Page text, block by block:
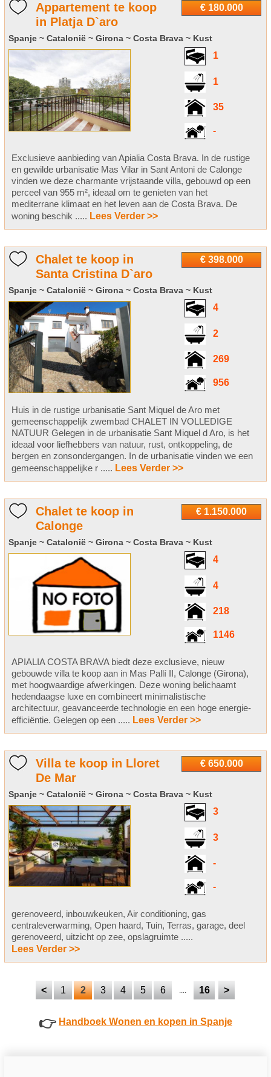
€ 180.000
Appartement te koop
in Platja D`aro
Spanje ~ Catalonië ~ Girona ~ Costa Brava ~ Kust
1
1
35
-
Exclusieve aanbieding van Apialia Costa Brava. In de rustige
en gewilde urbanisatie Mas Vilar in Sant Antoni de Calonge
vinden we deze charmante vrijstaande villa, gebouwd op een
perceel van 955 m², ideaal om te genieten van het
mediterrane klimaat en het leven aan de Costa Brava. De
woning beschik ..... Lees Verder >>
€ 398.000
Chalet te koop in
Santa Cristina D`aro
Spanje ~ Catalonië ~ Girona ~ Costa Brava ~ Kust
4
2
269
956
Huis in de rustige urbanisatie Sant Miquel de Aro met
gemeenschappelijk zwembad CHALET IN VOLLEDIGE
NATUUR Gelegen in de urbanisatie Sant Miquel d Aro, is het
ideaal voor liefhebbers van natuur, rust, ontkoppeling, de
bergen en zonsondergangen. In de urbanisatie vinden we een
gemeenschappelijke r ..... Lees Verder >>
€ 1.150.000
Chalet te koop in
Calonge
Spanje ~ Catalonië ~ Girona ~ Costa Brava ~ Kust
4
4
218
1146
APIALIA COSTA BRAVA biedt deze exclusieve, nieuw
gebouwde villa te koop aan in Mas Pallí II, Calonge (Girona),
met hoogwaardige afwerkingen. Deze woning belichaamt
hedendaagse luxe en combineert minimalistische
architectuur, geavanceerde technologie en een hoge energie-
efficiëntie. Gelegen op een ..... Lees Verder >>
€ 650.000
Villa te koop in Lloret
De Mar
Spanje ~ Catalonië ~ Girona ~ Costa Brava ~ Kust
3
3
-
-
gerenoveerd, inbouwkeuken, Air conditioning, gas
centraleverwarming, Open haard, Tuin, Terras, garage, deel
gerenoveerd, uitzicht op zee, opslagruimte .....
Lees Verder >>
< 1 2 3 4 5 6 .... 16 >
👉 Handboek Wonen en kopen in Spanje